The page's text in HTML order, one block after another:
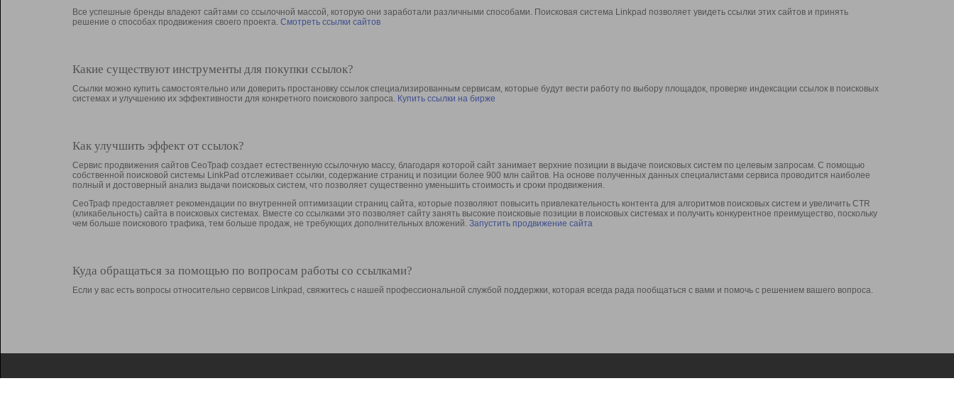
Все успешные бренды владеют сайтами со ссылочной массой, которую они заработали различными способами. Поисковая система Linkpad позволяет увидеть ссылки этих сайтов и принять
решение о способах продвижения своего проекта. Смотреть ссылки сайтов
Какие существуют инструменты для покупки ссылок?
Ссылки можно купить самостоятельно или доверить простановку ссылок специализированным сервисам, которые будут вести работу по выбору площадок, проверке индексации ссылок в поисковых
системах и улучшению их эффективности для конкретного поискового запроса. Купить ссылки на бирже
Как улучшить эффект от ссылок?
Сервис продвижения сайтов СеоТраф создает естественную ссылочную массу, благодаря которой сайт занимает верхние позиции в выдаче поисковых систем по целевым запросам. С помощью
собственной поисковой системы LinkPad отслеживает ссылки, содержание страниц и позиции более 900 млн сайтов. На основе полученных данных специалистами сервиса проводится наиболее
полный и достоверный анализ выдачи поисковых систем, что позволяет существенно уменьшить стоимость и сроки продвижения.
СеоТраф предоставляет рекомендации по внутренней оптимизации страниц сайта, которые позволяют повысить привлекательность контента для алгоритмов поисковых систем и увеличить CTR
(кликабельность) сайта в поисковых системах. Вместе со ссылками это позволяет сайту занять высокие поисковые позиции в поисковых системах и получить конкурентное преимущество, поскольку
чем больше поискового трафика, тем больше продаж, не требующих дополнительных вложений. Запустить продвижение сайта
Куда обращаться за помощью по вопросам работы со ссылками?
Если у вас есть вопросы относительно сервисов Linkpad, свяжитесь с нашей профессиональной службой поддержки, которая всегда рада пообщаться с вами и помочь с решением вашего вопроса.